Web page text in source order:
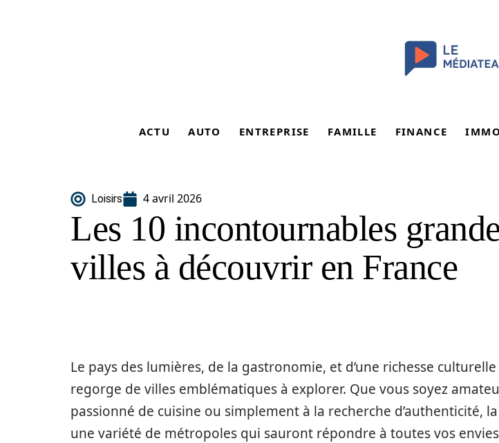
ACTU AUTO ENTREPRISE FAMILLE FINANCE IMMO
Loisirs 4 avril 2026
Les 10 incontournables
villes à découvrir en France
Le pays des lumières, de la gastronomie, et d’une richesse
regorge de villes emblématiques à explorer. Que vous soyez
passionné de cuisine ou simplement à la recherche d’authenticité,
une variété de métropoles qui sauront répondre à toutes vos